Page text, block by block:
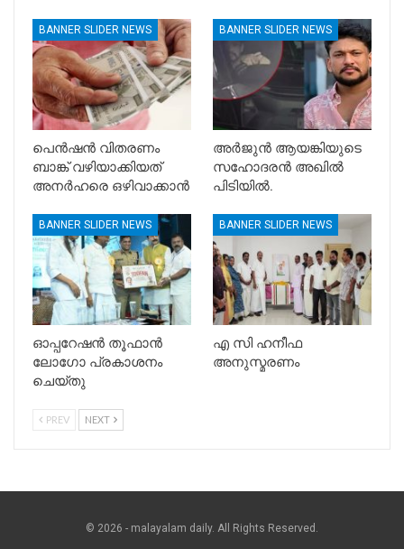
BANNER SLIDER NEWS
പെൻഷൻ വിതരണം
ബാങ്ക് വഴിയാക്കിയത്
അനർഹരെ ഒഴിവാക്കാൻ
BANNER SLIDER NEWS
അർജുൻ ആയങ്കിയുടെ
സഹോദരൻ അഖിൽ
പിടിയിൽ.
BANNER SLIDER NEWS
ഓപ്പറേഷൻ തൂഫാൻ
ലോഗോ പ്രകാശനം
ചെയ്തു
BANNER SLIDER NEWS
എ സി ഹനീഫ
അനുസ്മരണം
PREV NEXT
© 2026 - malayalam daily. All Rights Reserved.